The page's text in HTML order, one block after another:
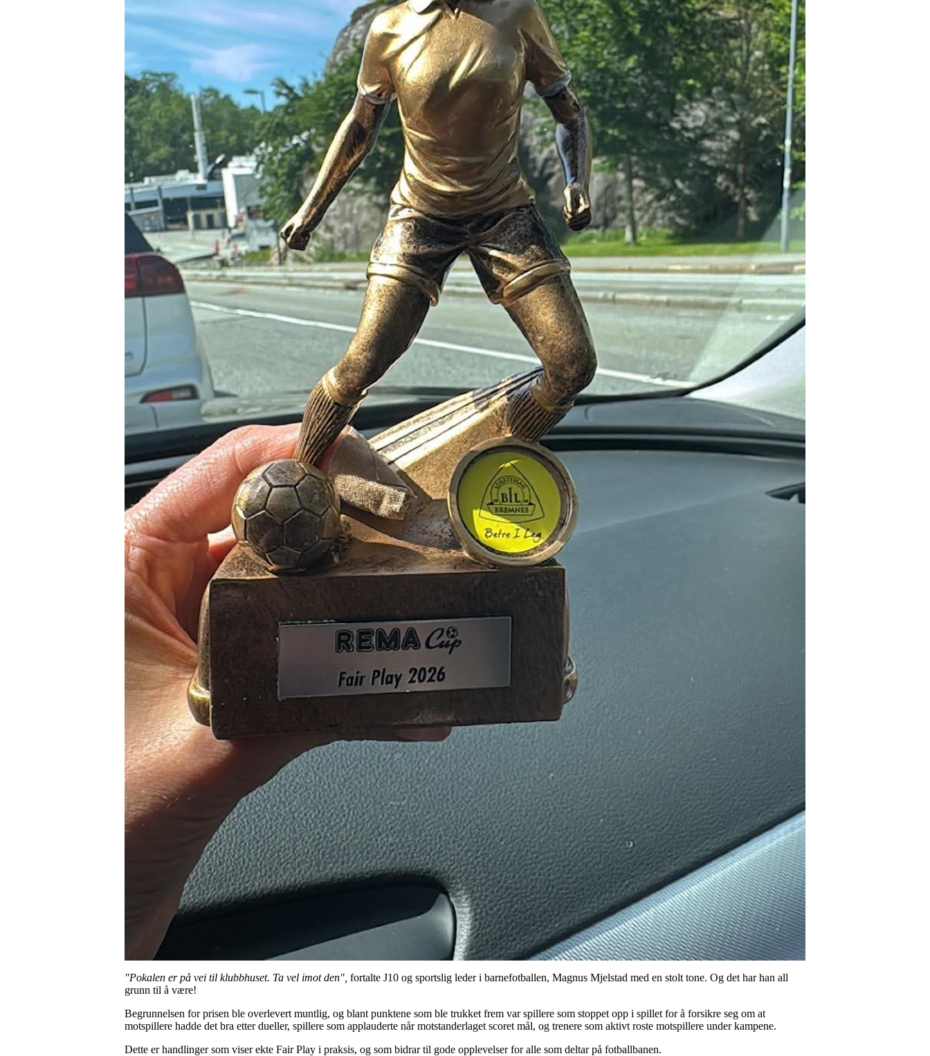
"Pokalen er på vei til klubbhuset. Ta vel imot den", fortalte J10 og sportslig leder i barnefotballen, Magnus Mjelstad med en stolt tone. Og det har han all
grunn til å være!
Begrunnelsen for prisen ble overlevert muntlig, og blant punktene som ble trukket frem var spillere som stoppet opp i spillet for å forsikre seg om at
motspillere hadde det bra etter dueller, spillere som applauderte når motstanderlaget scoret mål, og trenere som aktivt roste motspillere under kampene.
Dette er handlinger som viser ekte Fair Play i praksis, og som bidrar til gode opplevelser for alle som deltar på fotballbanen.